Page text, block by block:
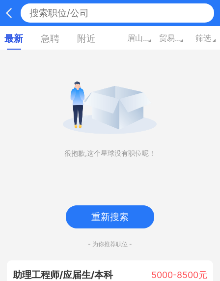
最新 急聘 附近 眉山四川 贸易/百货 筛选
很抱歉,这个星球没有职位呢！
重新搜索
- 为你推荐职位 -
助理工程师/应届生/本科 5000-8500元